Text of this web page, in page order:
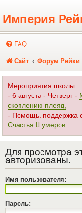
Регистрация
Империя
FAQ
Сайт Форум Рейки
Мероприятия школы
- 6 августа - Четверг -
скоплению плеяд,
- Помощь, поддержка
Счастья Шумеров
Для просмотра
авторизованы.
Имя пользователя:
Пароль: